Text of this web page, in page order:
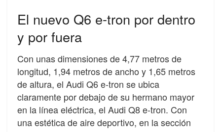
El nuevo Q6 e-tron por dentro
y por fuera
Con unas dimensiones de 4,77 metros de
longitud, 1,94 metros de ancho y 1,65 metros
de altura, el Audi Q6 e-tron se ubica
claramente por debajo de su hermano mayor
en la línea eléctrica, el Audi Q8 e-tron. Con
una estética de aire deportivo, en la sección